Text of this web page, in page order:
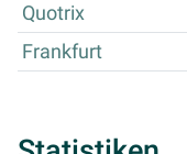
Quotrix
Frankfurt